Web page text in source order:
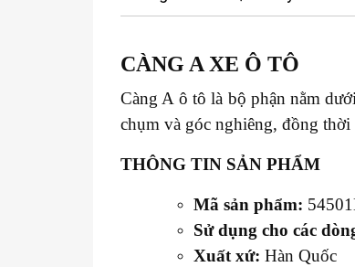
CÀNG A XE Ô TÔ
Càng A ô tô là bộ phận nằm
chụm và góc nghiêng, đồng
THÔNG TIN SẢN PHẨM
Mã sản phẩm:
Sử dụng cho các
Xuất xứ: Hàn Quốc